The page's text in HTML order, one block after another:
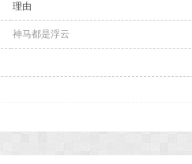
理由
神马都是浮云